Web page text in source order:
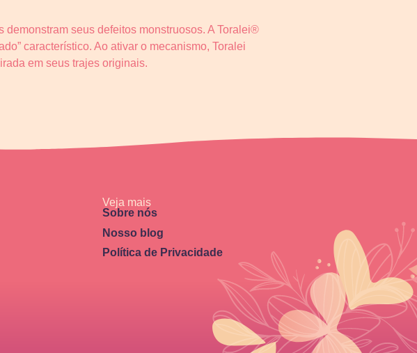
seus defeitos monstruosos. A Toralei®
característico. Ao ativar o mecanismo, Toralei
em seus trajes originais.
Veja mais
Sobre nós
Nosso blog
Política de Privacidade